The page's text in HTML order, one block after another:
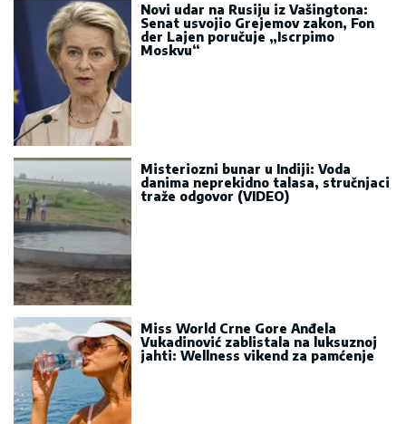
Novi udar na Rusiju iz Vašingtona:
Senat usvojio Grejemov zakon, Fon
der Lajen poručuje „Iscrpimo
Moskvu“
Misteriozni bunar u Indiji: Voda
danima neprekidno talasa, stručnjaci
traže odgovor (VIDEO)
Miss World Crne Gore Anđela
Vukadinović zablistala na luksuznoj
jahti: Wellness vikend za pamćenje